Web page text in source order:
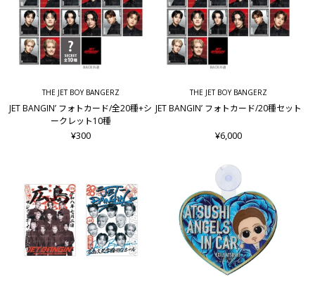
THE JET BOY BANGERZ
JET BANGIN’ フォトカード/全20種+シ
ークレット10種
¥300
THE JET BOY BANGERZ
JET BANGIN’ フォトカード/20種セット
¥6,000